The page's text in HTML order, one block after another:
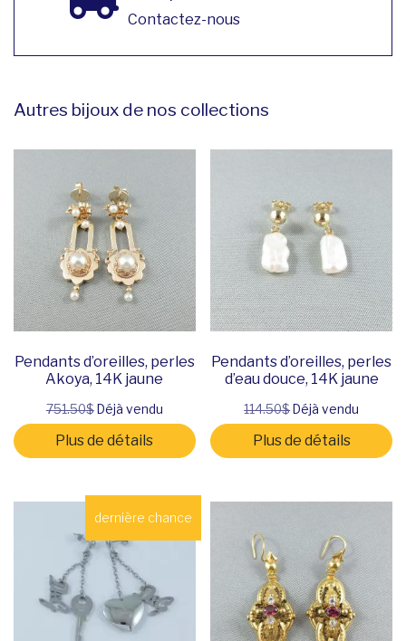
Contactez-nous
Autres bijoux de nos collections
Pendants d’oreilles, perles
Akoya, 14K jaune
751.50$Déjà vendu
Plus de détails
Pendants d’oreilles, perles
d’eau douce, 14K jaune
114.50$Déjà vendu
Plus de détails
dernière chance